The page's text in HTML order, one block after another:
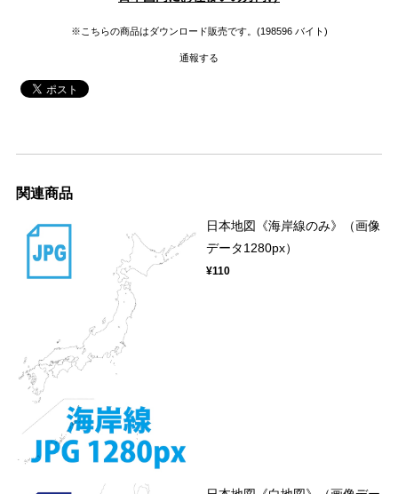
※こちらの商品はダウンロード販売です。(198596 バイト)
通報する
関連商品
日本地図《海岸線のみ》（画像
データ1280px）
¥110